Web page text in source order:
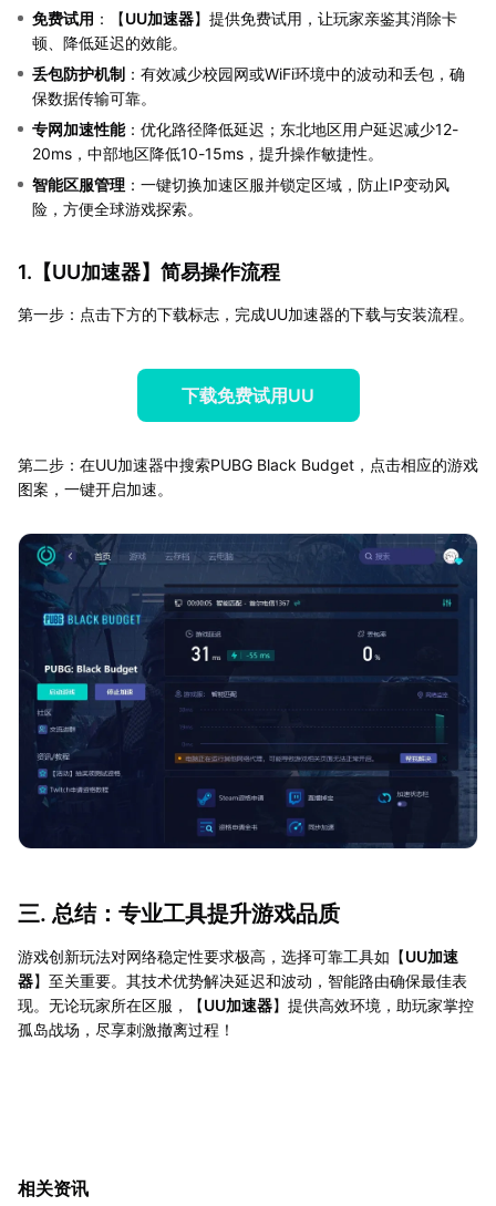
免费试用 ：【UU加速器】提供免费试用，让玩家亲鉴其消除卡
顿、降低延迟的效能。
丢包防护机制 ：有效减少校园网或WiFi环境中的波动和丢包，确
保数据传输可靠。
专网加速性能：优化路径降低延迟；东北地区用户延迟减少12-
20ms，中部地区降低10-15ms，提升操作敏捷性。
智能区服管理 ：一键切换加速区服并锁定区域，防止IP变动风
险，方便全球游戏探索。
1.【UU加速器】简易操作流程
第一步：点击下方的下载标志，完成UU加速器的下载与安装流程。
下载免费试用UU
第二步：在UU加速器中搜索PUBG Black Budget，点击相应的游戏
图案，一键开启加速。
三. 总结：专业工具提升游戏品质
游戏创新玩法对网络稳定性要求极高，选择可靠工具如【UU加速
器】至关重要。其技术优势解决延迟和波动，智能路由确保最佳表
现。无论玩家所在区服，【UU加速器】提供高效环境，助玩家掌控
孤岛战场，尽享刺激撤离过程！
相关资讯